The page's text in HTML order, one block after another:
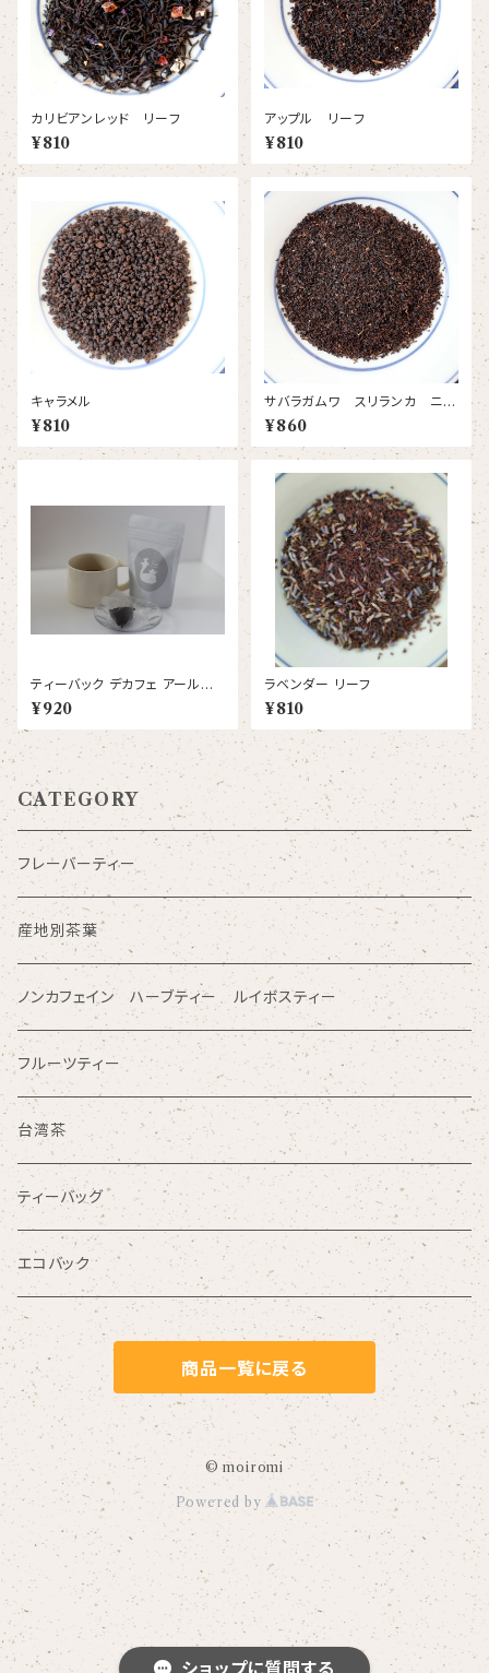
ショップに質問する
カリビアンレッド リーフ
¥810
アップル リーフ
¥810
キャラメル
¥810
サバラガムワ スリランカ ニュ
ーヴィサナカンデ茶園
¥860
ティーバック デカフェ アールグ
レイ
¥920
ラベンダー リーフ
¥810
CATEGORY
フレーバーティー
産地別茶葉
ノンカフェイン ハーブティー ルイボスティー
フルーツティー
台湾茶
ティーバッグ
エコバック
商品一覧に戻る
© moiromi
Powered by